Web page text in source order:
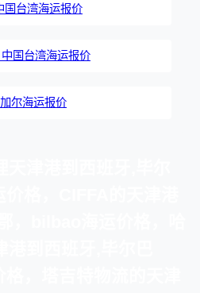
国台湾海运报价
国台湾海运报价
尔海运报价